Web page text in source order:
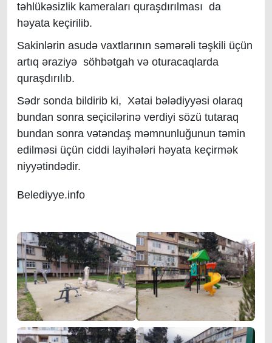
təhlükəsizlik kameraları quraşdırılması da
həyata keçirilib.
Sakinlərin asudə vaxtlarının səmərəli təşkili üçün
artıq əraziyə söhbətgah və oturacaqlarda
quraşdırılıb.
Sədr sonda bildirib ki, Xətai bələdiyyəsi olaraq
bundan sonra seçicilərinə verdiyi sözü tutaraq
bundan sonra vətəndaş məmnunluğunun təmin
edilməsi üçün ciddi layihələri həyata keçirmək
niyyətindədir.
Belediyye.info